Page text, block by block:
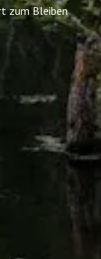
zum Bleiben